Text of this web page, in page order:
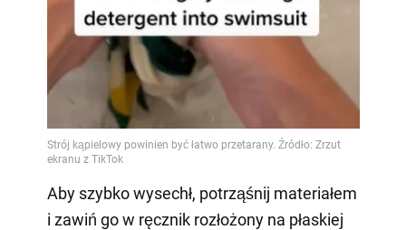
Aby szybko wysechł, potrząśnij materiałem
i zawiń go w ręcznik rozłożony na płaskiej